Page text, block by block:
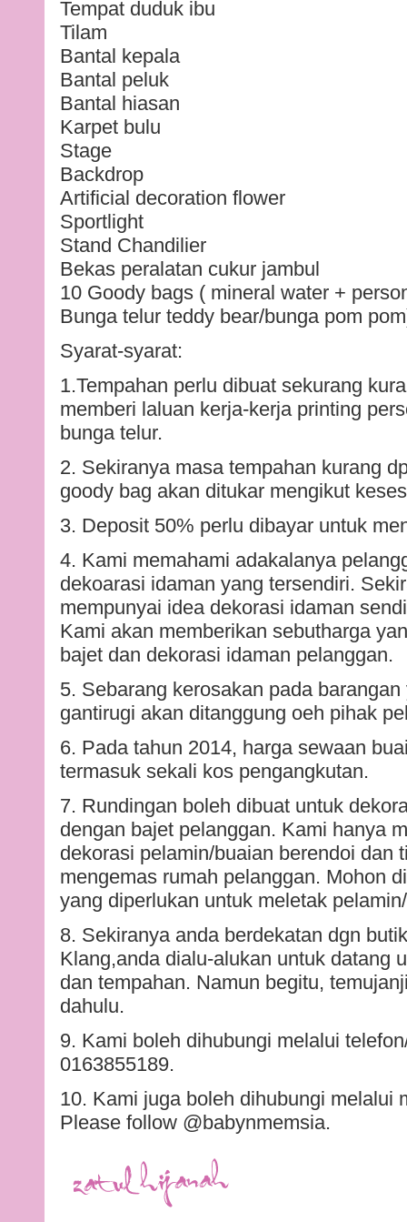
Tempat duduk ibu
Tilam
Bantal kepala
Bantal peluk
Bantal hiasan
Karpet bulu
Stage
Backdrop
Artificial decoration flower
Sportlight
Stand Chandilier
Bekas peralatan cukur jambul
10 Goody bags ( mineral water +
Bunga telur teddy bear/bunga pom
Syarat-syarat:
1.Tempahan perlu dibuat sekurang
memberi laluan kerja-kerja printing
bunga telur.
2. Sekiranya masa tempahan kurang
goody bag akan ditukar mengikut
3. Deposit 50% perlu dibayar untuk
4. Kami memahami adakalanya
dekoarasi idaman yang tersendiri.
mempunyai idea dekorasi idaman
Kami akan memberikan sebutharga
bajet dan dekorasi idaman pelanggan.
5. Sebarang kerosakan pada
gantirugi akan ditanggung oeh pihak
6. Pada tahun 2014, harga sewaan
termasuk sekali kos pengangkutan.
7. Rundingan boleh dibuat untuk
dengan bajet pelanggan. Kami hanya
dekorasi pelamin/buaian berendoi dan
mengemas rumah pelanggan. Mohon
yang diperlukan untuk meletak
8. Sekiranya anda berdekatan dgn
Klang,anda dialu-alukan untuk datang
dan tempahan. Namun begitu,
dahulu.
9. Kami boleh dihubungi melalui
0163855189.
10. Kami juga boleh dihubungi melalui
Please follow @babynmemsia.